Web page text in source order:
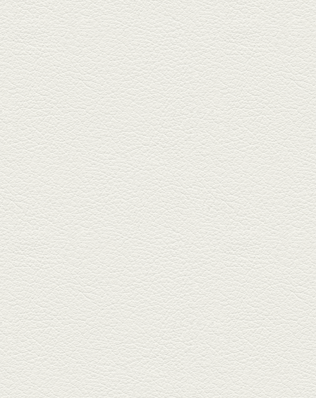
東区月出『中華酒場アガレヤ』
は、スパイスが効いた一味違う
中華が...
2025年11月28日放送
ごま鯛＆牛すじ大根
名店揃いの並木坂ドルハウスビ
ルに今年生まれた新たな名店、
『家庭...
2025年11月7日放送
贅沢馬刺し盛合せ＆極上
馬肉しゃぶしゃぶ
籠町通り『熊本郷土料理 酒ト肴
もなか』で熊本県産の馬肉料理
を！...
2025年10月17日放送
ヒレ焼き＆牛ひれ肉汁カ
レー
武蔵小路で人気の『ヒレ肉じゅ
んちゃん』へ。『銀ハイ』で乾
杯！ブ...
2025年9月26日放送
フォンダンエッグ＆二郎
系にんにくパスタ
北区麻生田の人気店『多酒多菜
満月』へ。『しろ』水割で乾
杯！出...